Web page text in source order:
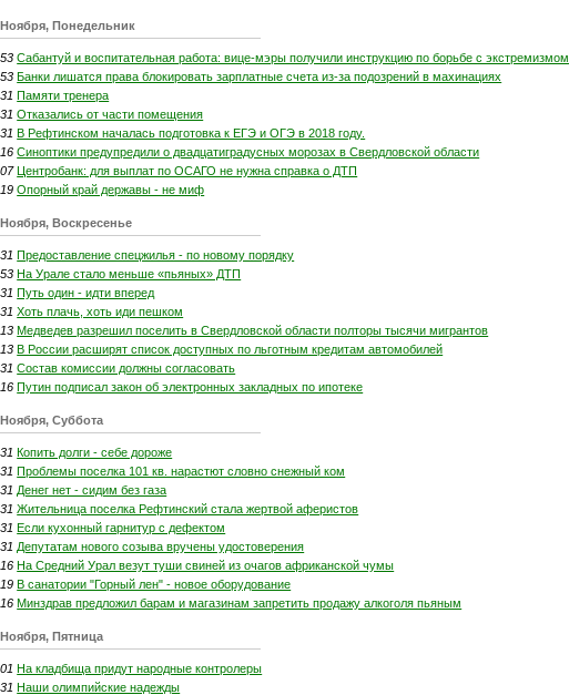
Ноября, Понедельник
Сабантуй и воспитательная работа: вице-мэры получили инструкцию по борьбе с экстремизмом
Банки лишатся права блокировать зарплатные счета из-за подозрений в махинациях
Памяти тренера
Отказались от части помещения
В Рефтинском началась подготовка к ЕГЭ и ОГЭ в 2018 году.
Синоптики предупредили о двадцатиградусных морозах в Свердловской области
Центробанк: для выплат по ОСАГО не нужна справка о ДТП
Опорный край державы - не миф
Воскресенье
Предоставление спецжилья - по новому порядку
На Урале стало меньше «пьяных» ДТП
Путь один - идти вперед
Хоть плачь, хоть иди пешком
Медведев разрешил поселить в Свердловской области полторы тысячи мигрантов
В России расширят список доступных по льготным кредитам автомобилей
Состав комиссии должны согласовать
Путин подписал закон об электронных закладных по ипотеке
Суббота
Копить долги - себе дороже
Проблемы поселка 101 кв. нарастют словно снежный ком
Денег нет - сидим без газа
Жительница поселка Рефтинский стала жертвой аферистов
Если кухонный гарнитур с дефектом
Депутатам нового созыва вручены удостоверения
На Средний Урал везут туши свиней из очагов африканской чумы
В санатории "Горный лен" - новое оборудование
Минздрав предложил барам и магазинам запретить продажу алкоголя пьяным
Пятница
На кладбища придут народные контролеры
Наши олимпийские надежды